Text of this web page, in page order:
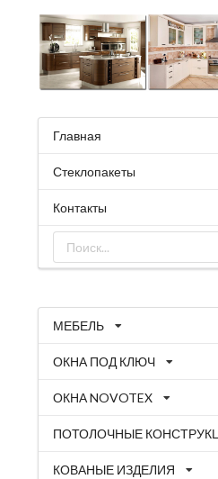
Главная
Стеклопакеты
Контакты
МЕБЕЛЬ
ОКНА ПОД КЛЮЧ
ОКНА NOVOTEX
ПОТОЛОЧНЫЕ
КОВАНЫЕ ИЗДЕЛИЯ